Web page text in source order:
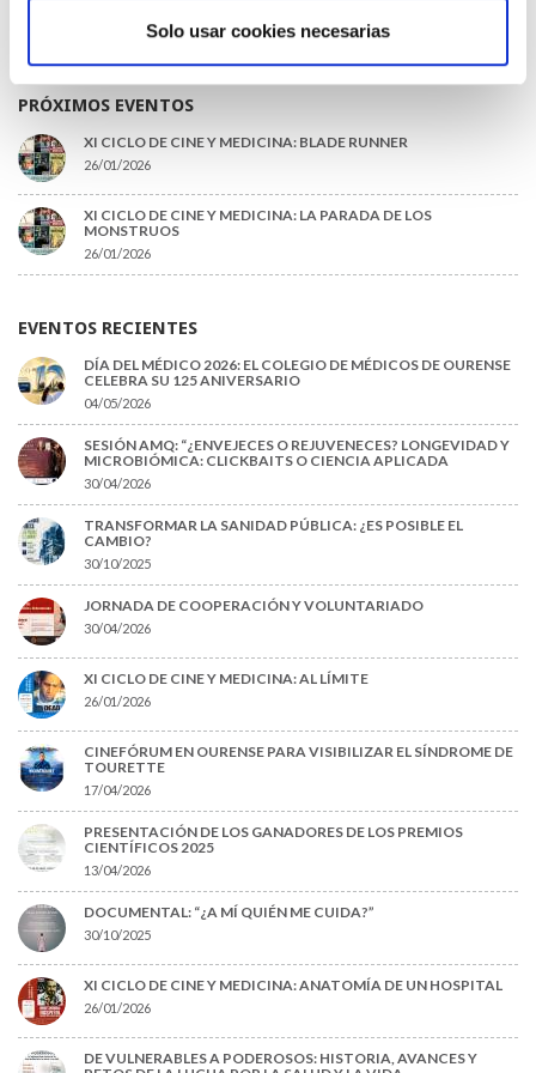
Solo usar cookies necesarias
PRÓXIMOS EVENTOS
XI CICLO DE CINE Y MEDICINA: BLADE RUNNER
26/01/2026
XI CICLO DE CINE Y MEDICINA: LA PARADA DE LOS
MONSTRUOS
26/01/2026
EVENTOS RECIENTES
DÍA DEL MÉDICO 2026: EL COLEGIO DE MÉDICOS DE OURENSE
CELEBRA SU 125 ANIVERSARIO
04/05/2026
SESIÓN AMQ: “¿ENVEJECES O REJUVENECES? LONGEVIDAD Y
MICROBIÓMICA: CLICKBAITS O CIENCIA APLICADA
30/04/2026
TRANSFORMAR LA SANIDAD PÚBLICA: ¿ES POSIBLE EL
CAMBIO?
30/10/2025
JORNADA DE COOPERACIÓN Y VOLUNTARIADO
30/04/2026
XI CICLO DE CINE Y MEDICINA: AL LÍMITE
26/01/2026
CINEFÓRUM EN OURENSE PARA VISIBILIZAR EL SÍNDROME DE
TOURETTE
17/04/2026
PRESENTACIÓN DE LOS GANADORES DE LOS PREMIOS
CIENTÍFICOS 2025
13/04/2026
DOCUMENTAL: “¿A MÍ QUIÉN ME CUIDA?”
30/10/2025
XI CICLO DE CINE Y MEDICINA: ANATOMÍA DE UN HOSPITAL
26/01/2026
DE VULNERABLES A PODEROSOS: HISTORIA, AVANCES Y